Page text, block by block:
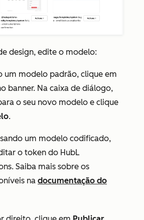
design, edite o modelo:
um modelo padrão, clique em
banner. Na caixa de diálogo,
o seu novo modelo e clique
.
um modelo codificado,
o token do HubL
. Saiba mais sobre os
na documentação do